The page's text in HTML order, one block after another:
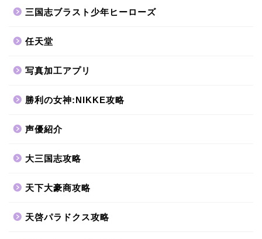
三国志ブラスト少年ヒーローズ
任天堂
写真加工アプリ
勝利の女神:NIKKE攻略
声優紹介
大三国志攻略
天下大豪商攻略
天啓パラドクス攻略